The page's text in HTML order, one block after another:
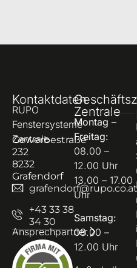
Kontaktdaten
RUPO
Fenstersysteme
Zentrale
Gewerbestraße
232
8232
Grafendorf
grafendorf@rupo.co.at
+43 33 38
34 30
Ansprechpartner
Zentrale
Montag –
Freitag:
08.00 –
12.00 Uhr
13.00 – 17.00
Uhr
Samstag:
08.00 –
12.00 Uhr